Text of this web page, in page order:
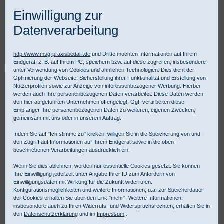
Praxisbedarf Shop Praxisausstattung
Praxismobiliar
HAEBERLE Wagensysteme
Systemteile und Zubehör
toro
Halterung für Sauerstoff-Flasche 2 l
Einwilligung zur
Datenverarbeitung
http://www.msg-praxisbedarf.de und Dritte möchten Informationen auf Ihrem
Endgerät, z. B. auf Ihrem PC, speichern bzw. auf diese zugreifen, insbesondere
unter Verwendung von Cookies und ähnlichen Technologien. Dies dient der
Optimierung der Webseite, Sicherstellung ihrer Funktionalität und Erstellung von
Nutzerprofilen sowie zur Anzeige von interessenbezogener Werbung. Hierbei
werden auch Ihre personenbezogenen Daten verarbeitet. Diese Daten werden
den hier aufgeführten Unternehmen offengelegt. Ggf. verarbeiten diese
Empfänger Ihre personenbezogenen Daten zu weiteren, eigenen Zwecken,
gemeinsam mit uns oder in unserem Auftrag.
Indem Sie auf "Ich stimme zu" klicken, willigen Sie in die Speicherung von und
den Zugriff auf Informationen auf Ihrem Endgerät sowie in die oben
beschriebenen Verarbeitungen ausdrücklich ein.
Wenn Sie dies ablehnen, werden nur essentielle Cookies gesetzt. Sie können
Ihre Einwilligung jederzeit unter Angabe Ihrer ID zum Anfordern von
Einwilligungsdaten mit Wirkung für die Zukunft widerrufen.
Konfigurationsmöglichkeiten und weitere Informationen, u.a. zur Speicherdauer
der Cookies erhalten Sie über den Link "mehr". Weitere Informationen,
insbesondere auch zu Ihren Widerrufs- und Widerspruchsrechten, erhalten Sie in
den Datenschutzerklärung und im Impressum